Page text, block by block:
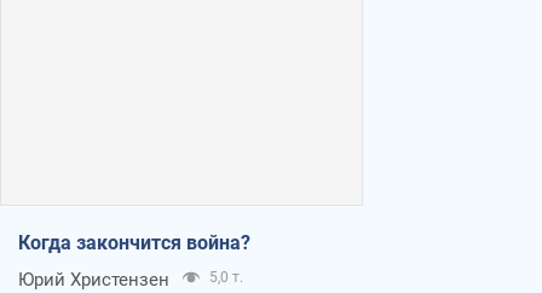
Когда закончится война?
Юрий Христензен 5,0 т.